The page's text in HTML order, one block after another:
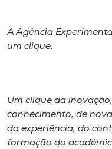
A Agência
um clique.
Um clique da
conhecimento, de
da experiência, do
formação do